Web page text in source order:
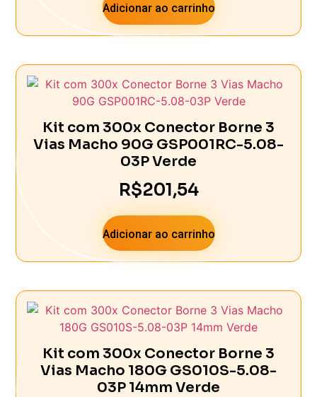
Adicionar ao carrinho
Kit com 300x Conector Borne 3
Vias Macho 90G GSP001RC-5.08-
03P Verde
R$201,54
Adicionar ao carrinho
Kit com 300x Conector Borne 3
Vias Macho 180G GS010S-5.08-
03P 14mm Verde